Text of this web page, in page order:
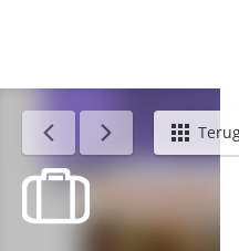
Agenda - Nederlands